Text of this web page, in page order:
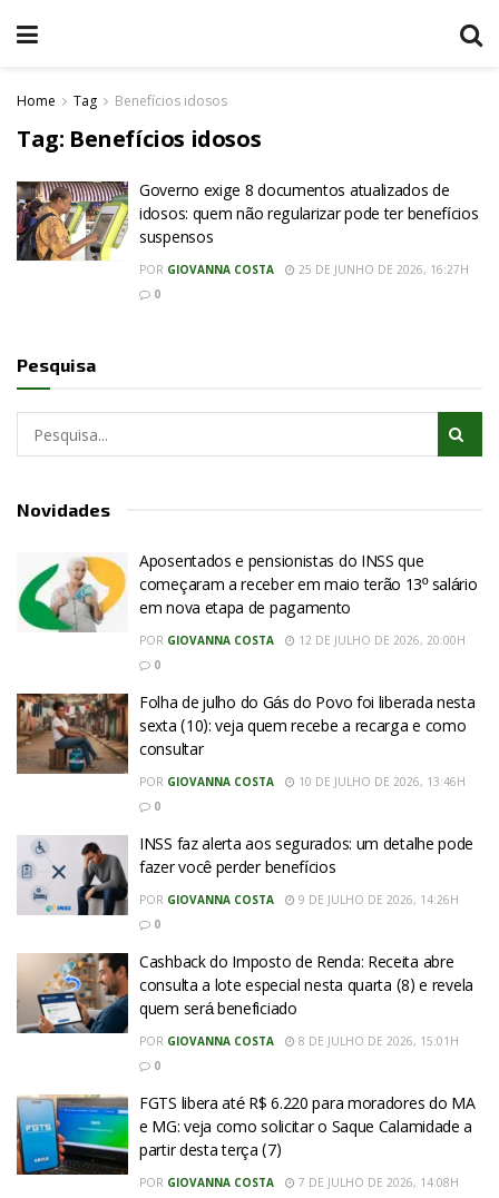
Home Tag Benefícios idosos
Tag: Benefícios idosos
Governo exige 8 documentos atualizados de
idosos: quem não regularizar pode ter benefícios
suspensos
POR GIOVANNA COSTA
25 DE JUNHO DE 2026, 16:27H
0
Pesquisa
Novidades
Aposentados e pensionistas do INSS que
começaram a receber em maio terão 13º salário
em nova etapa de pagamento
POR GIOVANNA COSTA
12 DE JULHO DE 2026, 20:00H
0
Folha de julho do Gás do Povo foi liberada nesta
sexta (10): veja quem recebe a recarga e como
consultar
POR GIOVANNA COSTA
10 DE JULHO DE 2026, 13:46H
0
INSS faz alerta aos segurados: um detalhe pode
fazer você perder benefícios
POR GIOVANNA COSTA
9 DE JULHO DE 2026, 14:26H
0
Cashback do Imposto de Renda: Receita abre
consulta a lote especial nesta quarta (8) e revela
quem será beneficiado
POR GIOVANNA COSTA
8 DE JULHO DE 2026, 15:01H
0
FGTS libera até R$ 6.220 para moradores do MA
e MG: veja como solicitar o Saque Calamidade a
partir desta terça (7)
POR GIOVANNA COSTA
7 DE JULHO DE 2026, 14:08H